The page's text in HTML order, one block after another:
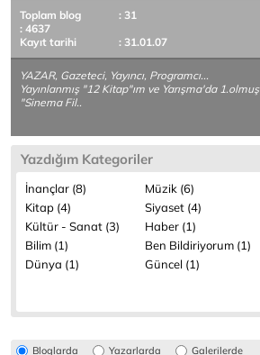
Toplam blog
: 31
: 4637
Kayıt tarihi
: 31.01.07
YAZAR, Gazeteci, Yayıncı, Programcı...
Yayınlanmış "12 Kitap"ım ve Yarışma'da 1.olmuş
"Sinema Fil..
Yazdığım Kategoriler
İnançlar (8)
Müzik (6)
Kitap (4)
Siyaset (4)
Kültür - Sanat (3)
Haber (1)
Bilim (1)
Ben Bildiriyorum (1)
Dünya (1)
Güncel (1)
Bloglarda Yazarlarda Galerilerde